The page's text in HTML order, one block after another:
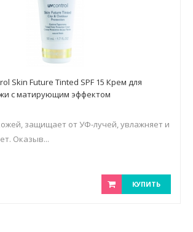
Skin Future Tinted SPF 15 Крем для
с матирующим эффектом
защищает от УФ-лучей, увлажняет и
Оказыв...
КУПИТЬ